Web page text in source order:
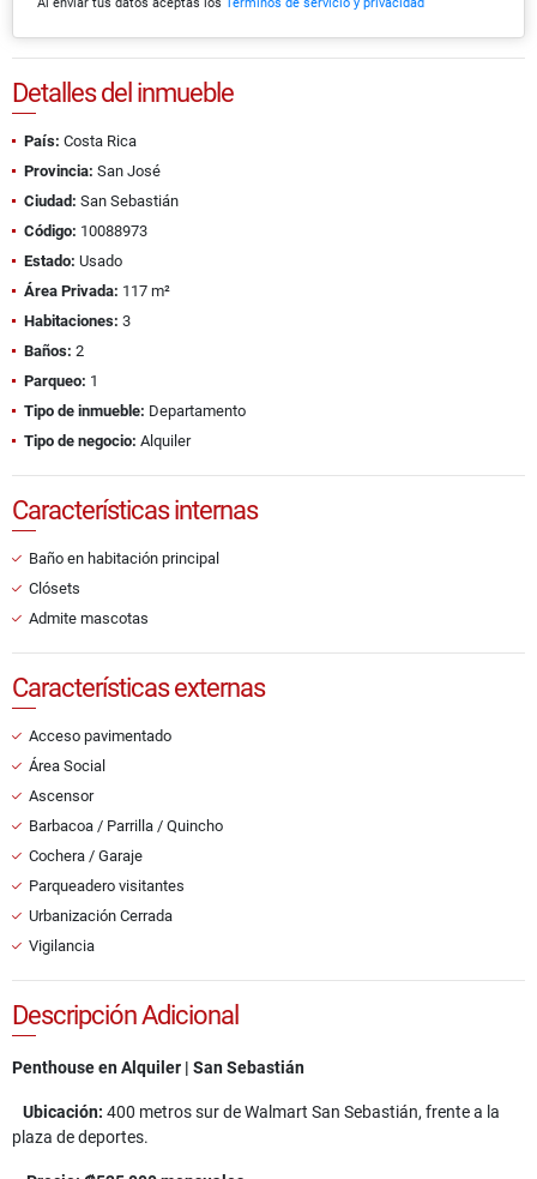
Al enviar tus datos aceptas los Términos de servicio y privacidad
Detalles del inmueble
País: Costa Rica
Provincia: San José
Ciudad: San Sebastián
Código: 10088973
Estado: Usado
Área Privada: 117 m²
Habitaciones: 3
Baños: 2
Parqueo: 1
Tipo de inmueble: Departamento
Tipo de negocio: Alquiler
Características internas
Baño en habitación principal
Clósets
Admite mascotas
Características externas
Acceso pavimentado
Área Social
Ascensor
Barbacoa / Parrilla / Quincho
Cochera / Garaje
Parqueadero visitantes
Urbanización Cerrada
Vigilancia
Descripción Adicional
Penthouse en Alquiler | San Sebastián
Ubicación: 400 metros sur de Walmart San Sebastián, frente a la
plaza de deportes.